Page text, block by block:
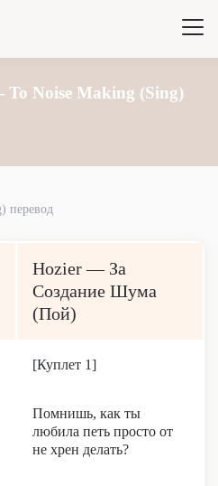
Noise Making (Sing)
перевод
Hozier — За
Создание Шума
(Пой)
[Куплет 1]
Помнишь, как ты
любила петь просто от
не хрен делать?